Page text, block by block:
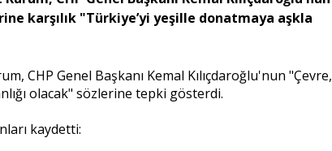
karşılık "Türkiye’yi yeşille donatmaya aşkla
CHP Genel Başkanı Kemal Kılıçdaroğlu'nun "Çevre,
olacak" sözlerine tepki gösterdi.
kaydetti: